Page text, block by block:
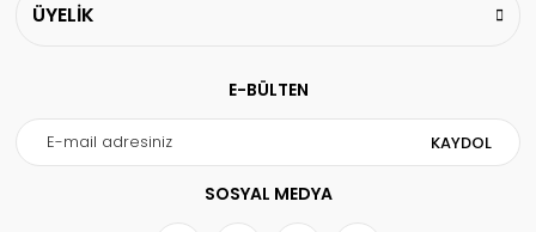
Kalemin İzindekiler...
180,00 TL
%25
ÜYELİK
E-BÜLTEN
KAYDOL
SOSYAL MEDYA